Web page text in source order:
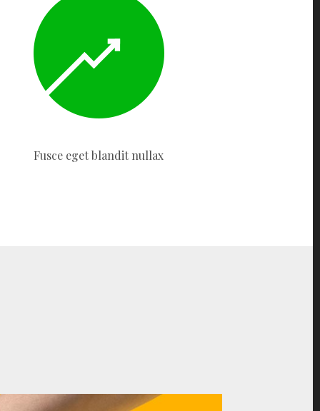
Fusce eget blandit nullax